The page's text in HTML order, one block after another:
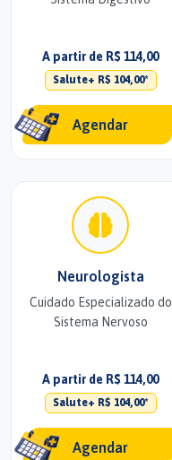
A partir de R$ 114,00
Salute+ R$ 104,00*
Agendar
Neurologista
Cuidado Especializado do
Sistema Nervoso
A partir de R$ 114,00
Salute+ R$ 104,00*
Agendar